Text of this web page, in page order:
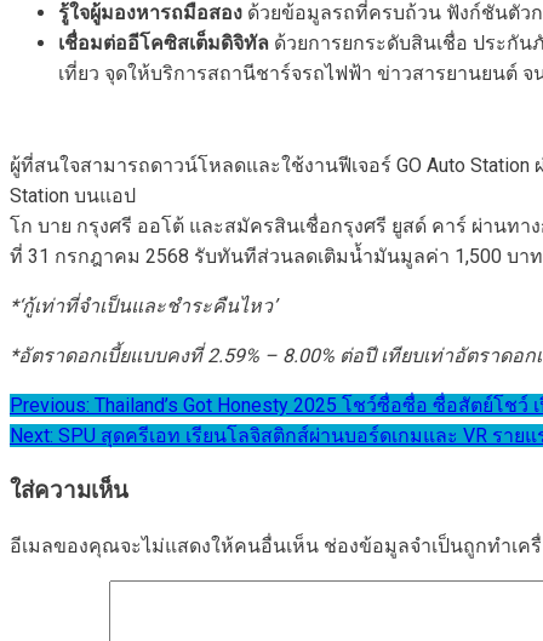
รู้ใจผู้มองหารถมือสอง ด้วยข้อมูลรถที่ครบถ้วน ฟังก์ชันตัวก
เชื่อมต่ออีโคซิสเต็มดิจิทัล ด้วยการยกระดับสินเชื่อ ประกั
เที่ยว จุดให้บริการสถานีชาร์จรถไฟฟ้า ข่าวสารยานยนต์
ผู้ที่สนใจสามารถดาวน์โหลดและใช้งานฟีเจอร์ GO Auto
Station บนแอป
โก บาย กรุงศรี ออโต้ และสมัครสินเชื่อกรุงศรี ยูสด์ คาร์ ผ่านท
ที่ 31 กรกฎาคม 2568 รับทันทีส่วนลดเติมน้ำมันมูลค่า 1,500 บาท
*‘กู้เท่าที่จำเป็นและชำระคืนไหว’
*อัตราดอกเบี้ยแบบคงที่2.59% – 8.00% ต่อปี เทียบเท่าอัตราด
แนะแนว
เรื่อง
Previous: Thailand’s Got Honesty 2025 โชว์ซื่อซื่อ ซื่อสัตย์โชว์
Next: SPU สุดครีเอท เรียนโลจิสติกส์ผ่านบอร์ดเกมและ VR รายแ
ใส่ความเห็น
อีเมลของคุณจะไม่แสดงให้คนอื่นเห็น ช่องข้อมูลจำเป็นถูกทำเค